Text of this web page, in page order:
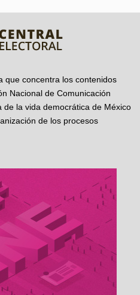
que concentra los contenidos
Nacional de Comunicación
de la vida democrática de México
de los procesos